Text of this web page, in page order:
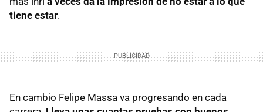
tiene estar.
En cambio Felipe Massa va progresando en cada